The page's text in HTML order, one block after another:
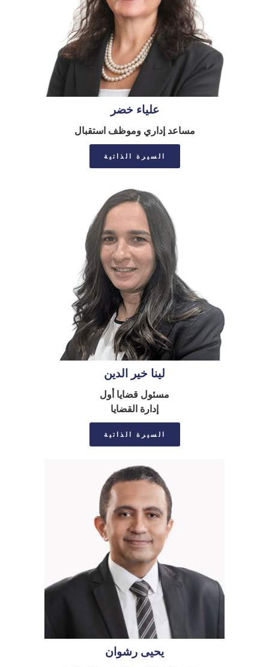
علياء خضر
مساعد إداري وموظف استقبال
السيرة الذاتية
لينا خير الدين
مسئول قضايا أول
إدارة القضايا
السيرة الذاتية
يحيى رشوان